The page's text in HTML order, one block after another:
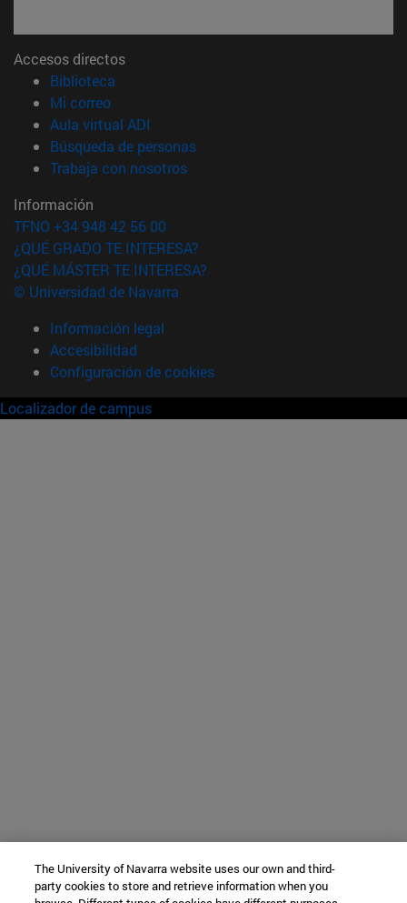
Accesos directos
Biblioteca
Mi correo(abre en nueva ventana)
Aula virtual ADI
Búsqueda de personas(abre en nueva ventana)
Trabaja con nosotros(abre en nueva ventana)
Información
TFNO +34 948 42 56 00
¿QUÉ GRADO TE INTERESA?
¿QUÉ MÁSTER TE INTERESA?
© Universidad de Navarra
Información legal
Accesibilidad
Configuración de cookies
Localizador de campus
The University of Navarra website uses our own and third-
party cookies to store and retrieve information when you